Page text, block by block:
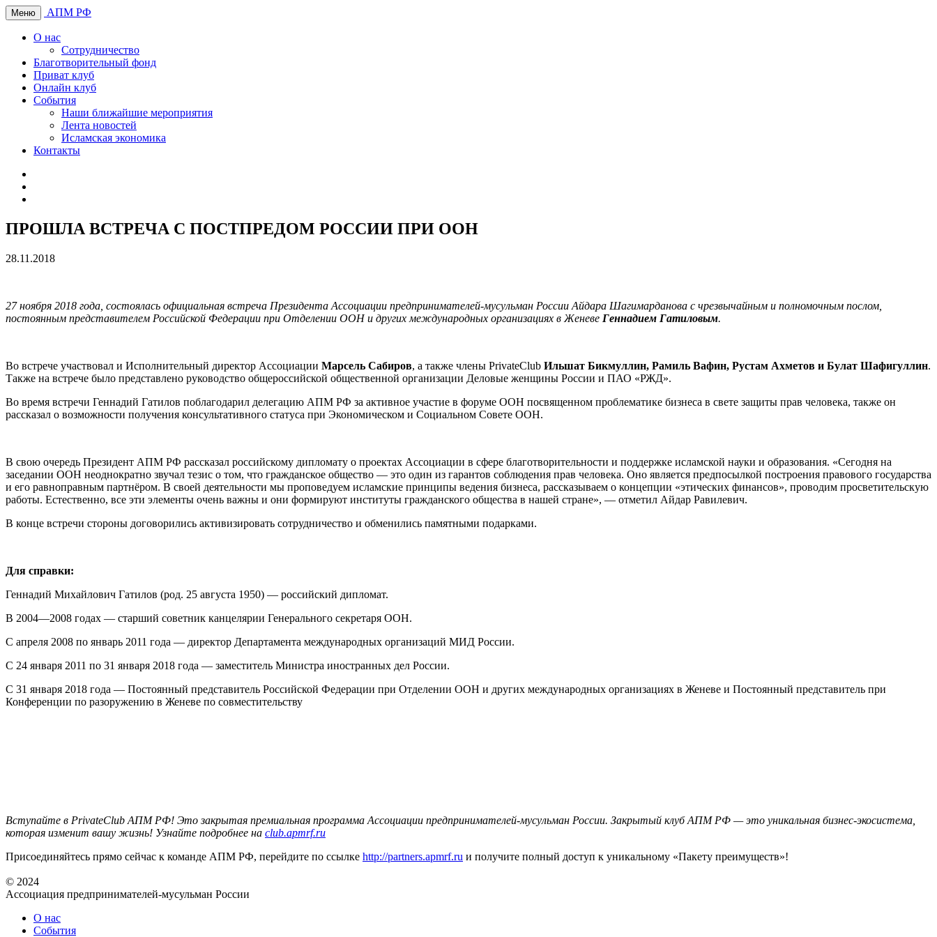
Меню АПМ РФ
О нас
Сотрудничество
Благотворительный фонд
Приват клуб
Онлайн клуб
События
Наши ближайшие мероприятия
Лента новостей
Исламская экономика
Контакты
ПРОШЛА ВСТРЕЧА С ПОСТПРЕДОМ РОССИИ ПРИ ООН
28.11.2018
27 ноября 2018 года, состоялась официальная встреча Президента Ассоциации предпринимателей-мусульман России Айдара Шагимарданова с чрезвычайным и полномочным послом,
постоянным представителем Российской Федерации при Отделении ООН и других международных организациях в Женеве Геннадием Гатиловым.
Во встрече участвовал и Исполнительный директор Ассоциации Марсель Сабиров, а также члены PrivateClub Ильшат Бикмуллин, Рамиль Вафин, Рустам Ахметов и Булат Шафигуллин.
Также на встрече было представлено руководство общероссийской общественной организации Деловые женщины России и ПАО «РЖД».
Во время встречи Геннадий Гатилов поблагодарил делегацию АПМ РФ за активное участие в форуме ООН посвященном проблематике бизнеса в свете защиты прав человека, также он
рассказал о возможности получения консультативного статуса при Экономическом и Социальном Совете ООН.
В свою очередь Президент АПМ РФ рассказал российскому дипломату о проектах Ассоциации в сфере благотворительности и поддержке исламской науки и образования. «Сегодня на
заседании ООН неоднократно звучал тезис о том, что гражданское общество — это один из гарантов соблюдения прав человека. Оно является предпосылкой построения правового государства
и его равноправным партнёром. В своей деятельности мы проповедуем исламские принципы ведения бизнеса, рассказываем о концепции «этических финансов», проводим просветительскую
работы. Естественно, все эти элементы очень важны и они формируют институты гражданского общества в нашей стране», — отметил Айдар Равилевич.
В конце встречи стороны договорились активизировать сотрудничество и обменились памятными подарками.
Для справки:
Геннадий Михайлович Гатилов (род. 25 августа 1950) — российский дипломат.
В 2004—2008 годах — старший советник канцелярии Генерального секретаря ООН.
С апреля 2008 по январь 2011 года — директор Департамента международных организаций МИД России.
С 24 января 2011 по 31 января 2018 года — заместитель Министра иностранных дел России.
С 31 января 2018 года — Постоянный представитель Российской Федерации при Отделении ООН и других международных организациях в Женеве и Постоянный представитель при
Конференции по разоружению в Женеве по совместительству
Вступайте в PrivateClub АПМ РФ! Это закрытая премиальная программа Ассоциации предпринимателей-мусульман России. Закрытый клуб АПМ РФ — это уникальная бизнес-экосистема,
которая изменит вашу жизнь! Узнайте подробнее на club.apmrf.ru
Присоединяйтесь прямо сейчас к команде АПМ РФ, перейдите по ссылке http://partners.apmrf.ru и получите полный доступ к уникальному «Пакету преимуществ»!
© 2024
Ассоциация предпринимателей-мусульман России
О нас
События